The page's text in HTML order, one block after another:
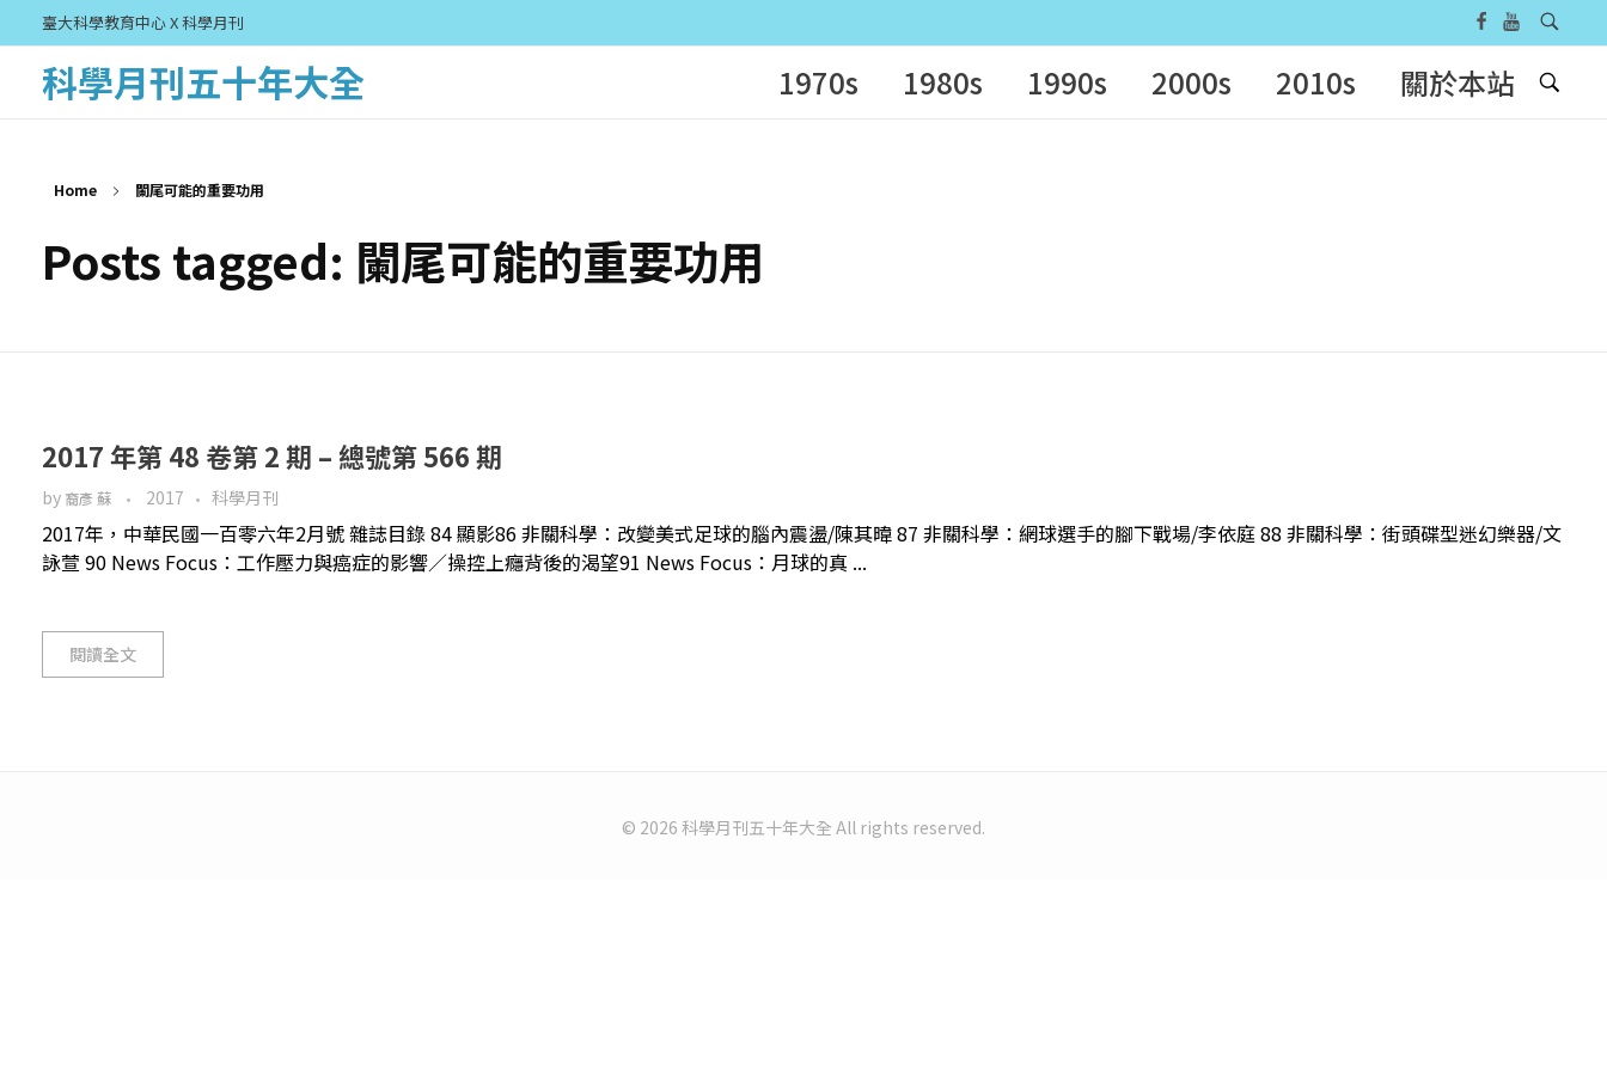
臺大科學教育中心 X 科學月刊
科學月刊五十年大全 1970s 1980s 1990s 2000s 2010s 關於本站
Home 闌尾可能的重要功用
Posts tagged: 闌尾可能的重要功用
2017 年第 48 卷第 2 期 – 總號第 566 期
by 裔彥 蘇 2017 科學月刊
2017年，中華民國一百零六年2月號 雜誌目錄 84 顯影86 非關科學：改變美式足球的腦內震盪/陳其暐 87 非關科學：網球選手的腳下戰場/李依庭 88 非關科學：街頭碟型迷幻樂器/文
詠萱 90 News Focus：工作壓力與癌症的影響／操控上癮背後的渴望91 News Focus：月球的真 ...
閱讀全文
© 2026 科學月刊五十年大全 All rights reserved.